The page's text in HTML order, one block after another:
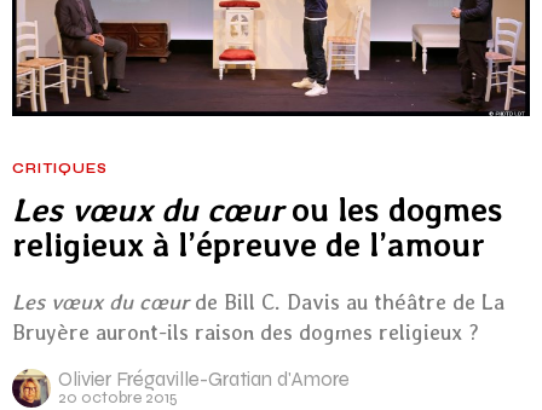
CRITIQUES
Les vœux du cœurou les dogmes
religieux à l’épreuve de l’amour
Les vœux du cœurde Bill C. Davis au théâtre de La
Bruyère auront-ils raison des dogmes religieux ?
Olivier Frégaville-Gratian d'Amore
20 octobre 2015